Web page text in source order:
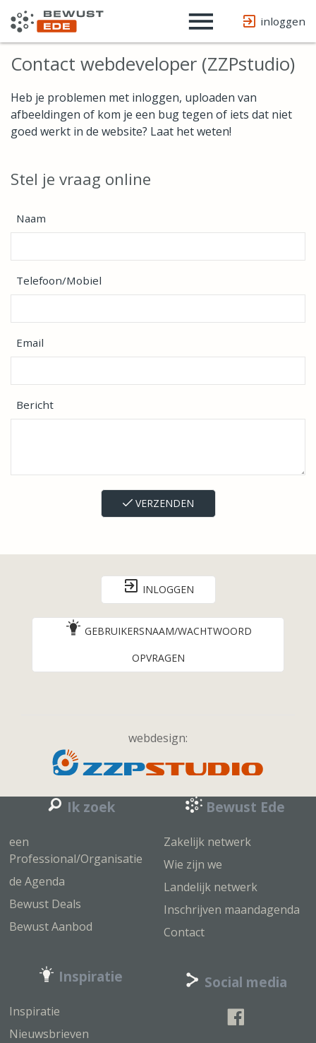
inloggen
Contact webdeveloper (ZZPstudio)
Heb je problemen met inloggen, uploaden van
afbeeldingen of kom je een bug tegen of iets dat niet
goed werkt in de website? Laat het weten!
Stel je vraag online
Naam
Telefoon/Mobiel
Email
Bericht
url
VERZENDEN
INLOGGEN
GEBRUIKERSNAAM/WACHTWOORD
OPVRAGEN
webdesign:
Ik zoek
een
Professional/Organisatie
de Agenda
Bewust Deals
Bewust Aanbod
Inspiratie
Inspiratie
Nieuwsbrieven
Bewust Ede
Zakelijk netwerk
Wie zijn we
Landelijk netwerk
Inschrijven maandagenda
Contact
Social media